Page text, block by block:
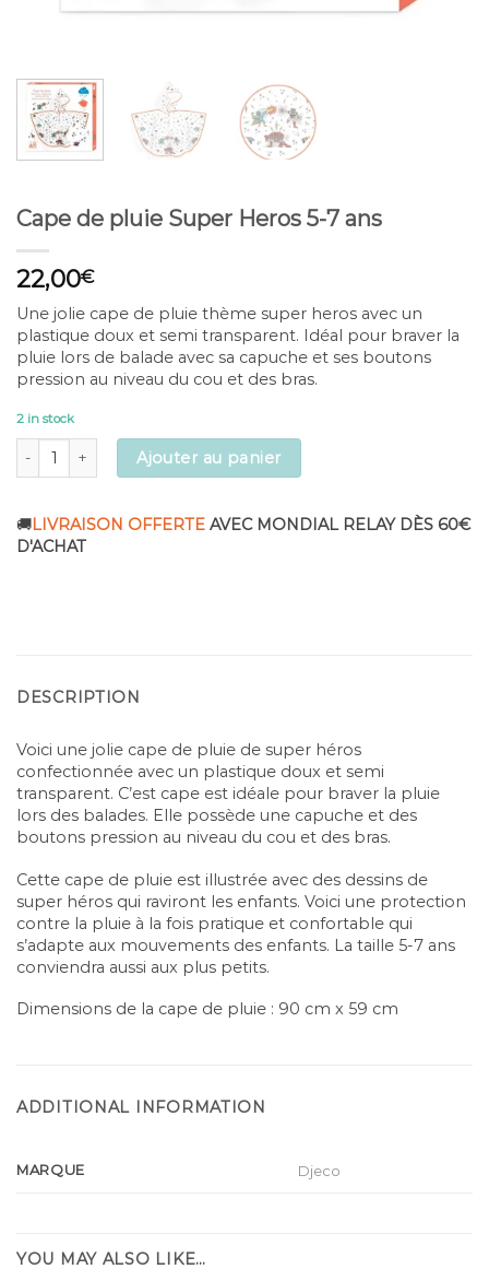
Cape de pluie Super Heros 5-7 ans
22,00€
Une jolie cape de pluie thème super heros avec un
plastique doux et semi transparent. Idéal pour braver la
pluie lors de balade avec sa capuche et ses boutons
pression au niveau du cou et des bras.
2 in stock
Cape de pluie Super Heros 5-7 ans quantity
Ajouter au panier
🚚LIVRAISON OFFERTE AVEC MONDIAL RELAY DÈS 60€
D'ACHAT
DESCRIPTION
Voici une jolie cape de pluie de super héros
confectionnée avec un plastique doux et semi
transparent. C’est cape est idéale pour braver la pluie
lors des balades. Elle possède une capuche et des
boutons pression au niveau du cou et des bras.
Cette cape de pluie est illustrée avec des dessins de
super héros qui raviront les enfants. Voici une protection
contre la pluie à la fois pratique et confortable qui
s’adapte aux mouvements des enfants. La taille 5-7 ans
conviendra aussi aux plus petits.
Dimensions de la cape de pluie : 90 cm x 59 cm
ADDITIONAL INFORMATION
MARQUE Djeco
YOU MAY ALSO LIKE…